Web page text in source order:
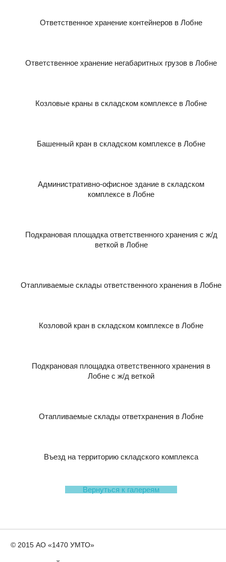
Ответственное хранение контейнеров в Лобне
Ответственное хранение негабаритных грузов в Лобне
Козловые краны в складском комплексе в Лобне
Башенный кран в складском комплексе в Лобне
Административно-офисное здание в складском
комплексе в Лобне
Подкрановая площадка ответственного хранения с ж/д
веткой в Лобне
Отапливаемые склады ответственного хранения в Лобне
Козловой кран в складском комплексе в Лобне
Подкрановая площадка ответственного хранения в
Лобне с ж/д веткой
Отапливаемые склады ответхранения в Лобне
Въезд на территорию складского комплекса
Вернуться к галереям
© 2015 АО «1470 УМТО»